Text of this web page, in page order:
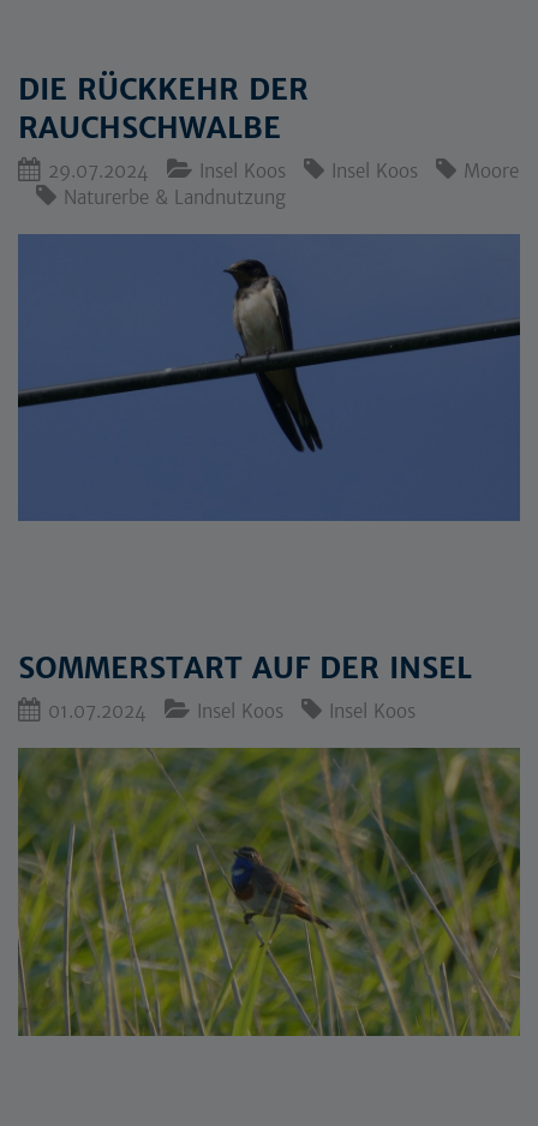
DIE RÜCKKEHR DER
RAUCHSCHWALBE
29.07.2024 Insel Koos Insel Koos
Moore
Naturerbe & Landnutzung
SOMMERSTART AUF DER INSEL
01.07.2024 Insel Koos Insel Koos